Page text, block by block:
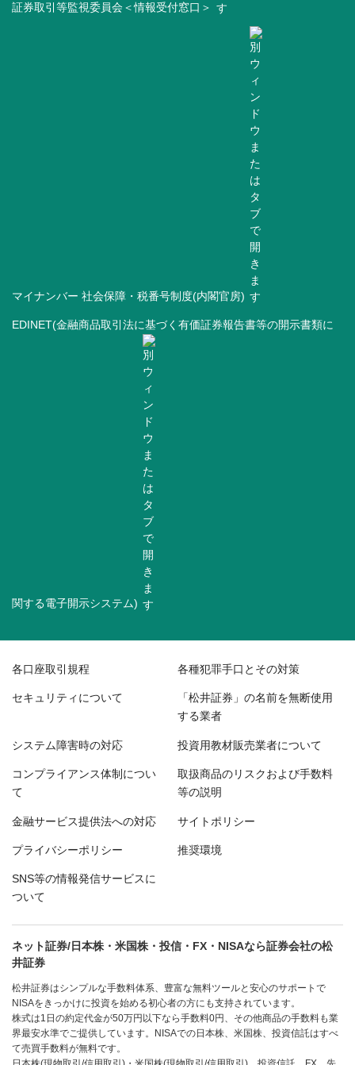
証券取引等監視委員会＜情報受付窓口＞
マイナンバー 社会保障・税番号制度(内閣官房)
EDINET(金融商品取引法に基づく有価証券報告書等の開示書類に
関する電子開示システム)
各口座取引規程 各種犯罪手口とその対策
セキュリティについて 「松井証券」の名前を無断使用
する業者
システム障害時の対応 投資用教材販売業者について
コンプライアンス体制につい
て
取扱商品のリスクおよび手数料
等の説明
金融サービス提供法への対応 サイトポリシー
プライバシーポリシー 推奨環境
SNS等の情報発信サービスに
ついて
ネット証券/日本株・米国株・投信・FX・NISAなら証券会社の松
井証券
松井証券はシンプルな手数料体系、豊富な無料ツールと安心のサポートで
NISAをきっかけに投資を始める初心者の方にも支持されています。
株式は1日の約定代金が50万円以下なら手数料0円、その他商品の手数料も業
界最安水準でご提供しています。NISAでの日本株、米国株、投資信託はすべ
て売買手数料が無料です。